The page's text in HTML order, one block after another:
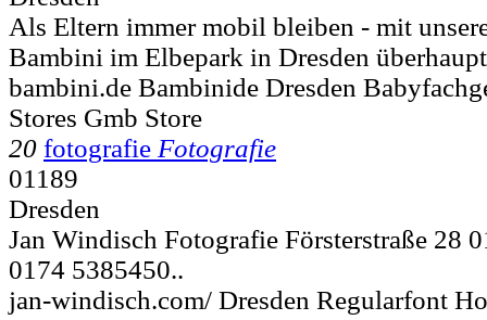
Als Eltern immer mobil bleiben - mit
Bambini im Elbepark in Dresden
bambini.de Bambinide Dresden
Stores Gmb Store
20 fotografie Fotografie
01189
Dresden
Jan Windisch Fotografie Försterstraße 28
0174 5385450..
jan-windisch.com/ Dresden Regularfont